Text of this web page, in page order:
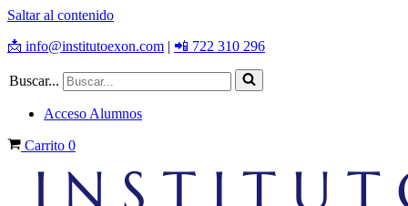
Saltar al contenido
📩 info@institutoexon.com | 📲 722 310 296
Buscar...
Acceso Alumnos
Carrito 0